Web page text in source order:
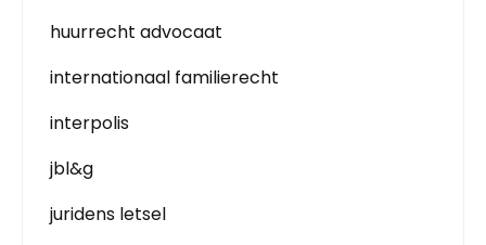
huurrecht advocaat
internationaal familierecht
interpolis
jbl&g
juridens letsel